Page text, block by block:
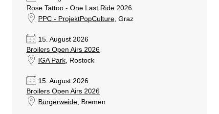
Rose Tattoo - One Last Ride 2026
PPC - ProjektPopCulture, Graz
15. August 2026
Broilers Open Airs 2026
IGA Park, Rostock
15. August 2026
Broilers Open Airs 2026
Bürgerweide, Bremen